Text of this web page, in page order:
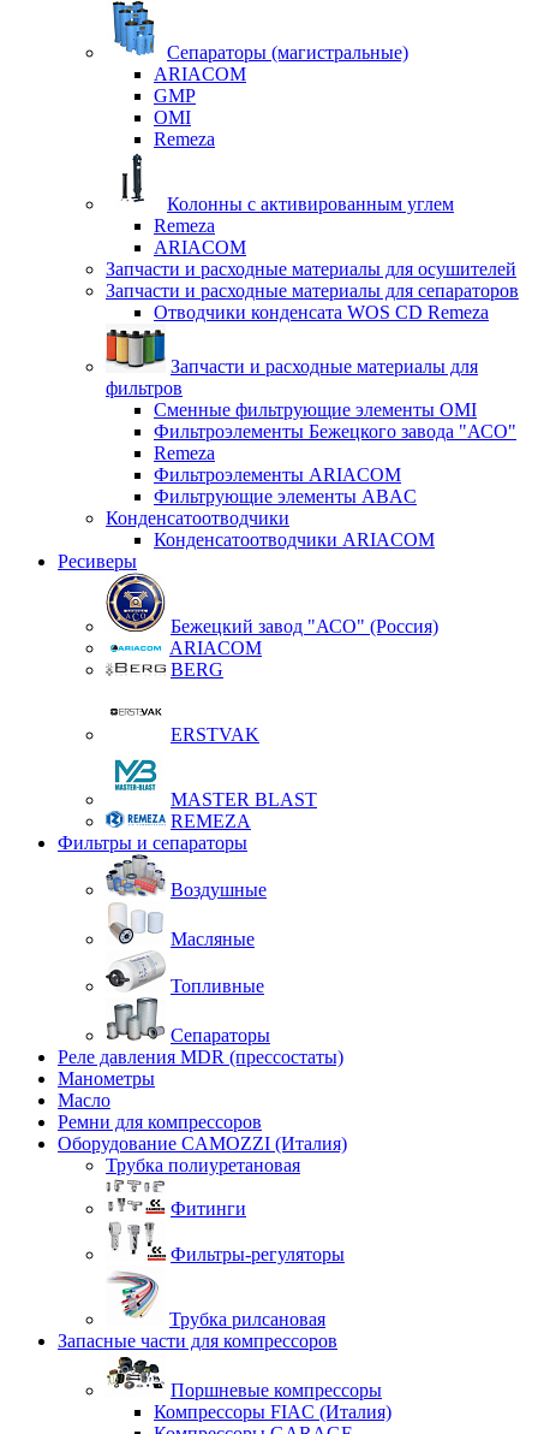
Сепараторы (магистральные)
ARIACOM
GMP
OMI
Remeza
Колонны с активированным углем
Remeza
ARIACOM
Запчасти и расходные материалы для осушителей
Запчасти и расходные материалы для сепараторов
Отводчики конденсата WOS CD Remeza
Запчасти и расходные материалы для
фильтров
Сменные фильтрующие элементы OMI
Фильтроэлементы Бежецкого завода "АСО"
Remeza
Фильтроэлементы ARIACOM
Фильтрующие элементы ABAC
Конденсатоотводчики
Конденсатоотводчики ARIACOM
Ресиверы
Бежецкий завод "АСО" (Россия)
ARIACOM
BERG
ERSTVAK
MASTER BLAST
REMEZA
Фильтры и сепараторы
Воздушные
Масляные
Топливные
Сепараторы
Реле давления MDR (прессостаты)
Манометры
Масло
Ремни для компрессоров
Оборудование CAMOZZI (Италия)
Трубка полиуретановая
Фитинги
Фильтры-регуляторы
Трубка рилсановая
Запасные части для компрессоров
Поршневые компрессоры
Компрессоры FIAC (Италия)